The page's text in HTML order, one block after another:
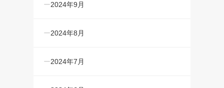
2024年9月
2024年8月
2024年7月